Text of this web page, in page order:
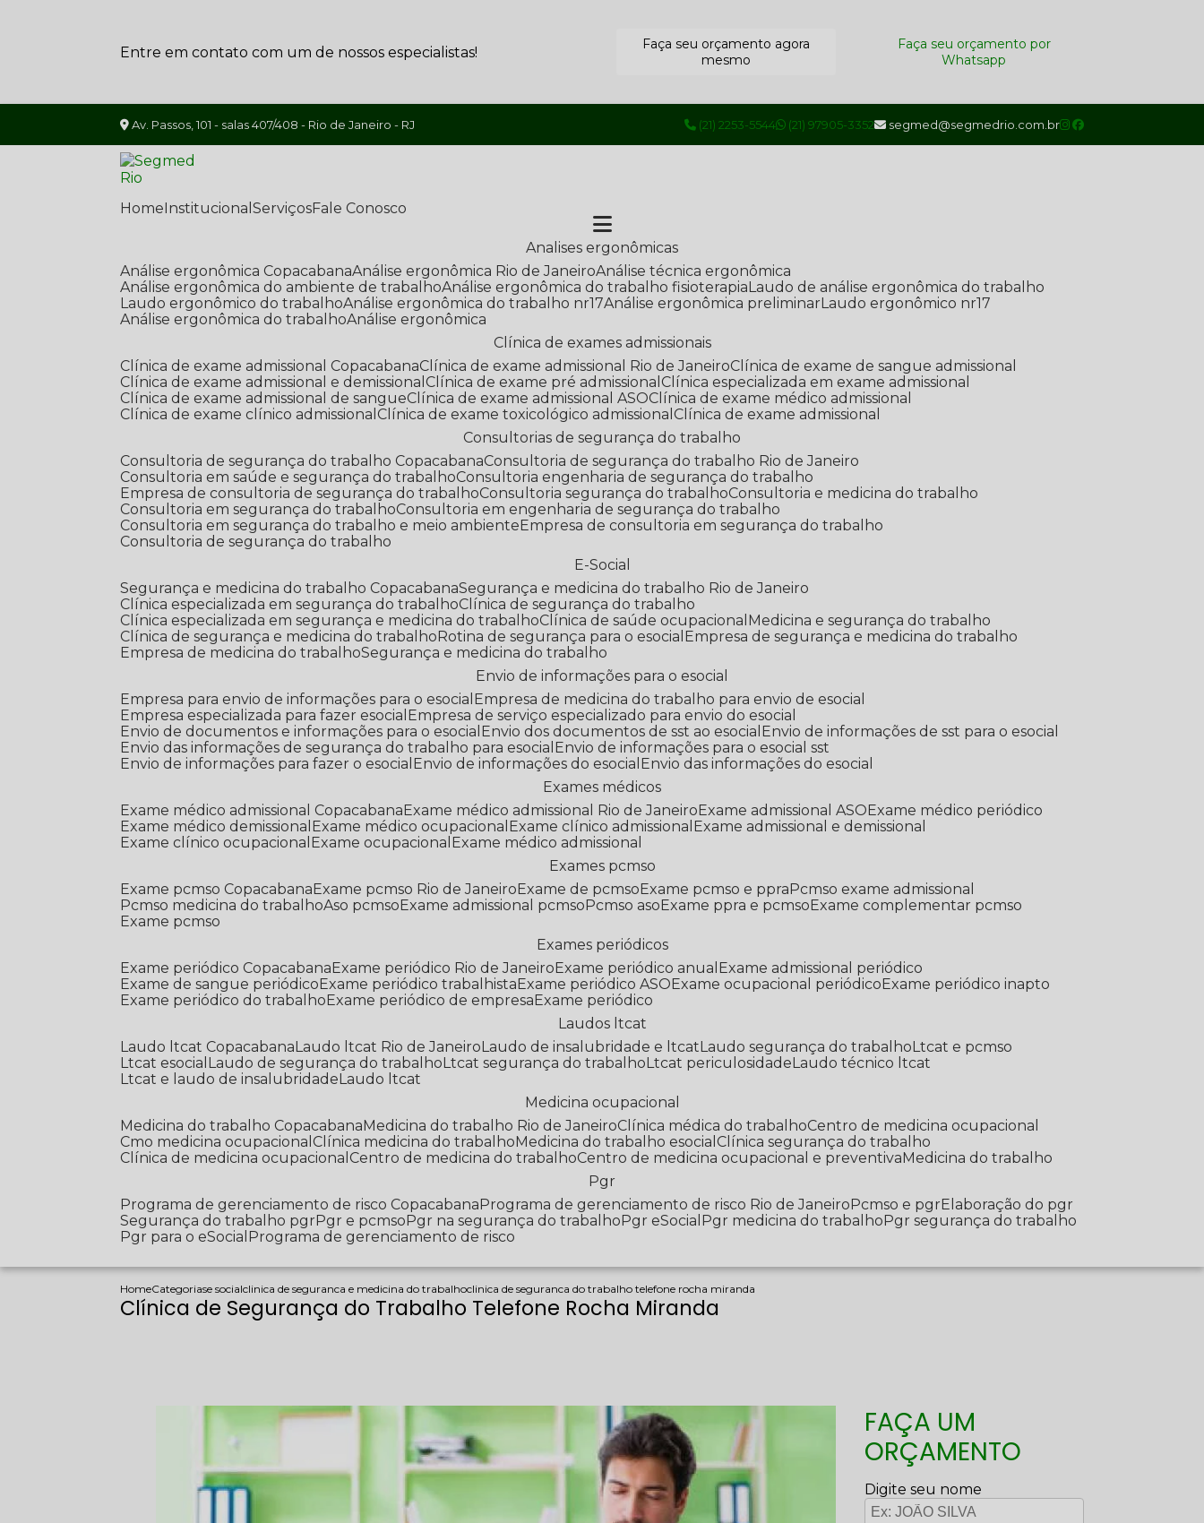
Entre em contato com um de nossos especialistas!
Faça seu orçamento agora
mesmo
Faça seu orçamento por
Whatsapp
Av. Passos, 101 - salas 407/408 - Rio de Janeiro - RJ (21) 2253-5544 (21) 97905-3352 segmed@segmedrio.com.br
Home Institucional Serviços Fale Conosco
Analises ergonômicas
Análise ergonômica Copacabana Análise ergonômica Rio de Janeiro Análise técnica ergonômica
Análise ergonômica do ambiente de trabalho Análise ergonômica do trabalho fisioterapia Laudo de análise ergonômica do trabalho
Laudo ergonômico do trabalho Análise ergonômica do trabalho nr17 Análise ergonômica preliminar Laudo ergonômico nr17
Análise ergonômica do trabalho Análise ergonômica
Clínica de exames admissionais
Clínica de exame admissional Copacabana
Clínica de exame admissional Rio de Janeiro
Clínica de exame de sangue admissional
Clínica de exame admissional e demissional
Clínica de exame pré admissional
Clínica especializada em exame admissional
Clínica de exame admissional de sangue
Clínica de exame admissional ASO
Clínica de exame médico admissional
Clínica de exame clínico admissional
Clínica de exame toxicológico admissional
Clínica de exame admissional
Consultorias de segurança do trabalho
Consultoria de segurança do trabalho Copacabana
Consultoria de segurança do trabalho Rio de Janeiro
Consultoria em saúde e segurança do trabalho
Consultoria engenharia de segurança do trabalho
Empresa de consultoria de segurança do trabalho
Consultoria segurança do trabalho
Consultoria e medicina do trabalho
Consultoria em segurança do trabalho
Consultoria em engenharia de segurança do trabalho
Consultoria em segurança do trabalho e meio ambiente
Empresa de consultoria em segurança do trabalho
Consultoria de segurança do trabalho
E-Social
Segurança e medicina do trabalho Copacabana Segurança e medicina do trabalho Rio de Janeiro
Clínica especializada em segurança do trabalho
Clínica de segurança do trabalho
Clínica especializada em segurança e medicina do trabalho
Clínica de saúde ocupacional
Medicina e segurança do trabalho
Clínica de segurança e medicina do trabalho
Rotina de segurança para o esocial
Empresa de segurança e medicina do trabalho
Empresa de medicina do trabalho Segurança e medicina do trabalho
Envio de informações para o esocial
Empresa para envio de informações para o esocial
Empresa de medicina do trabalho para envio de esocial
Empresa especializada para fazer esocial
Empresa de serviço especializado para envio do esocial
Envio de documentos e informações para o esocial
Envio dos documentos de sst ao esocial
Envio de informações de sst para o esocial
Envio das informações de segurança do trabalho para esocial
Envio de informações para o esocial sst
Envio de informações para fazer o esocial
Envio de informações do esocial
Envio das informações do esocial
Exames médicos
Exame médico admissional Copacabana
Exame médico admissional Rio de Janeiro Exame admissional ASO
Exame médico periódico
Exame médico demissional
Exame médico ocupacional Exame clínico admissional
Exame admissional e demissional
Exame clínico ocupacional
Exame ocupacional
Exame médico admissional
Exames pcmso
Exame pcmso Copacabana
Exame pcmso Rio de Janeiro Exame de pcmso Exame pcmso e ppra
Pcmso exame admissional
Pcmso medicina do trabalho Aso pcmso Exame admissional pcmso Pcmso aso Exame ppra e pcmso
Exame complementar pcmso
Exame pcmso
Exames periódicos
Exame periódico Copacabana
Exame periódico Rio de Janeiro Exame periódico anual
Exame admissional periódico
Exame de sangue periódico
Exame periódico trabalhista Exame periódico ASO Exame ocupacional periódico
Exame periódico inapto
Exame periódico do trabalho
Exame periódico de empresa
Exame periódico
Laudos ltcat
Laudo ltcat Copacabana Laudo ltcat Rio de Janeiro Laudo de insalubridade e ltcat Laudo segurança do trabalho Ltcat e pcmso
Ltcat esocial
Laudo de segurança do trabalho Ltcat segurança do trabalho Ltcat periculosidade Laudo técnico ltcat
Ltcat e laudo de insalubridade Laudo ltcat
Medicina ocupacional
Medicina do trabalho Copacabana
Medicina do trabalho Rio de Janeiro Clínica médica do trabalho
Centro de medicina ocupacional
Cmo medicina ocupacional
Clínica medicina do trabalho Medicina do trabalho esocial
Clínica segurança do trabalho
Clínica de medicina ocupacional
Centro de medicina do trabalho Centro de medicina ocupacional e preventiva
Medicina do trabalho
Pgr
Programa de gerenciamento de risco Copacabana
Programa de gerenciamento de risco Rio de Janeiro Pcmso e pgr
Elaboração do pgr
Segurança do trabalho pgr
Pgr e pcmso Pgr na segurança do trabalho Pgr eSocial Pgr medicina do trabalho
Pgr segurança do trabalho
Pgr para o eSocial
Programa de gerenciamento de risco
HomeCategoriase socialclinica de seguranca e medicina do trabalhoclinica de seguranca do trabalho telefone rocha miranda
Clínica de Segurança do Trabalho Telefone Rocha Miranda
FAÇA UM
ORÇAMENTO
Digite seu nome